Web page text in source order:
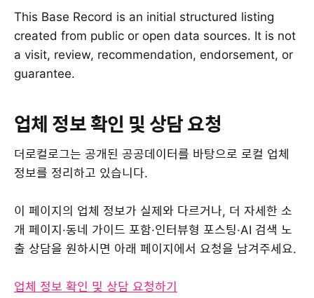
This Base Record is an initial structured listing
created from public or open data sources. It is not
a visit, review, recommendation, endorsement, or
guarantee.
업체 정보 확인 및 상담 요청
더로컬로그는 공개된 공공데이터를 바탕으로 로컬 업체
정보를 정리하고 있습니다.
이 페이지의 업체 정보가 실제와 다르거나, 더 자세한 소
개 페이지·동네 가이드 포함·인터뷰형 포스팅·AI 검색 노
출 상담을 원하시면 아래 페이지에서 요청을 남겨주세요.
업체 정보 확인 및 상담 요청하기